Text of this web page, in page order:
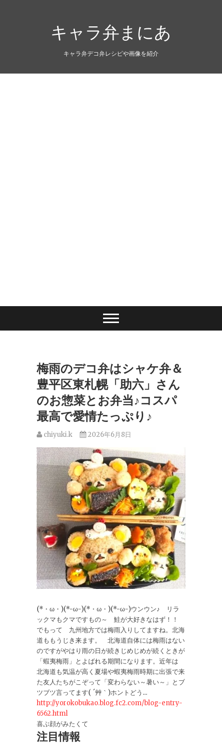
キャラ弁まにあ
キャラ弁デコ弁レシピや画像を紹介
梅雨のデコ弁はシャケ弁＆
豊平区東札幌「助六」さん
のお惣菜とお弁当♪コスパ
最高で愛情たっぷり♪
chiyuki.k 2026年6月8日
(*・ω・)(*-ω-)(*・ω・)(*-ω-)ウンウン♪ リラ
ックマもクマですもの～ 鮭が大好きなはず！！
でもって 九州地方では梅雨入りしてますね。北海
道ももうじき来ます。 北海道自体には梅雨はない
のですがやはり雨の日が続きじめじめが続くときが
「蝦夷梅雨」とよばれる期間になります。近年は
北海道も気温が高く夏場や蝦夷梅雨時期に出張で来
た友人たちがこぞって「変わらない～暑い～」とブ
ツブツ言ってます( ´艸｀)ホントどう...
http://yorokobukao.blog.fc2.com/blog-entry-
6562.html
喜ぶ顔がみたくて
注目情報